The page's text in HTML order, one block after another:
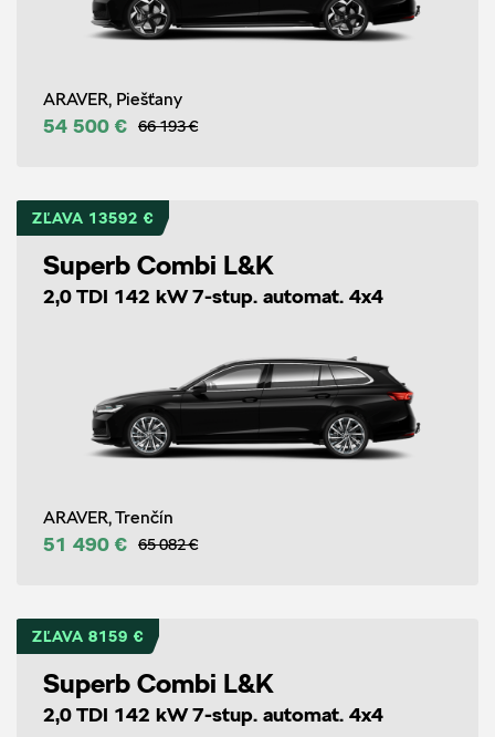
ARAVER, Piešťany
54 500 € 66 193 €
ZĽAVA 13592 €
Superb Combi L&K
2,0 TDI 142 kW 7-stup. automat. 4x4
ARAVER, Trenčín
51 490 € 65 082 €
ZĽAVA 8159 €
Superb Combi L&K
2,0 TDI 142 kW 7-stup. automat. 4x4